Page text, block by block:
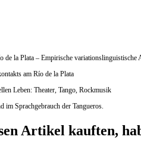
de la Plata – Empirische variationslinguistische
am Río de la Plata
Leben: Theater, Tango, Rockmusik
im Sprachgebrauch der Tangueros.
Artikel kauften,